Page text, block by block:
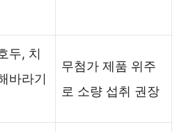
두, 치
바라기
무첨가 제품 위주
로 소량 섭취 권장